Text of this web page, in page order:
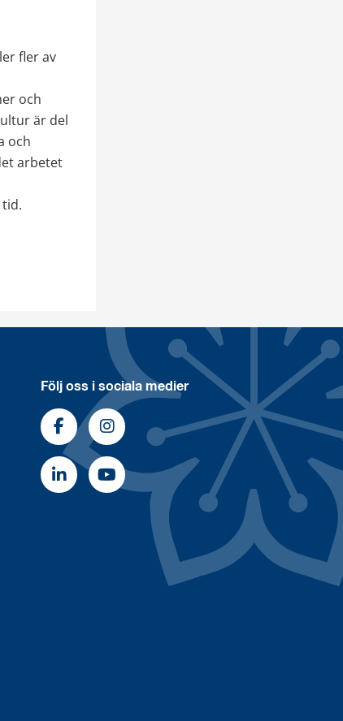
fler av
och
är del
och
arbetet
Följ oss i sociala medier